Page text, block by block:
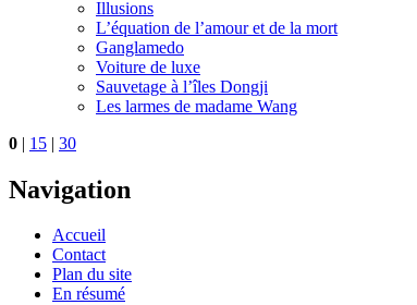
Illusions
L’équation de l’amour et de la mort
Ganglamedo
Voiture de luxe
Sauvetage à l’îles Dongji
Les larmes de madame Wang
0 | 15 | 30
Navigation
Accueil
Contact
Plan du site
En résumé